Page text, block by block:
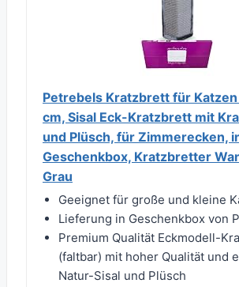
Petrebels Kratzbrett für
cm, Sisal Eck-Kratzbrett mit
und Plüsch, für Zimmerecken,
Geschenkbox, Kratzbretter
Grau
Geeignet für große und kleine
Lieferung in Geschenkbox von
Premium Qualität Eckmodell-
(faltbar) mit hoher Qualität und
Natur-Sisal und Plüsch